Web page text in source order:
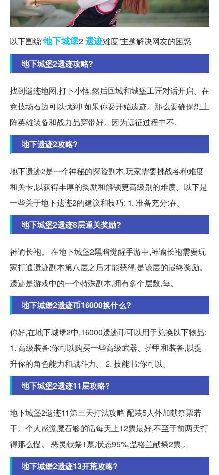
以下围绕“地下城堡2遗迹难度”主题解决网友的困惑
地下城堡2遗迹攻略?
找到遗迹地图,打下小怪,然后回城和城堡工匠对话开启。在
竞技场右边可以找到! 如果你要开始遗迹。那么要确保想上
阵英雄装备和战力品穿带好。因为远征过程中不。
地下遗迹2攻略?
地下遗迹2是一个神秘的探险副本,玩家需要挑战各种难度
和关卡,以获得丰厚的奖励和解锁更高级别的难度。以下是
一些关于地下遗迹2的建议和技巧: 1. 准备充分:在。
地下城堡2遗迹8层通关奖励?
神谕长袍。 在地下城堡2黑暗觉醒手游中,神谕长袍需要玩
家打通遗迹副本第八层之后才能获得,是该层的最终奖励。
遗迹是游戏中的一个特殊副本,拥有多个层数,每。
地下城堡2遗迹币16000换什么?
你好,在地下城堡2中,16000遗迹币可以用于兑换以下物品:
1. 高级装备:你可以购买一些高级武器、护甲和装备,以提
升你的角色能力和战斗力。 2. 技能书:你可以。
地下城堡2遗迹11层攻略?
地下城堡2遗迹11第三天打法攻略 配装5人外加献祭票若
干。个人感觉魔石够的话每天上12票最好,不至于前两天打
得那么慢。 恶灵献祭1票,状态95%,温格兰献祭2票,。
地下城堡2遗迹13开荒攻略?